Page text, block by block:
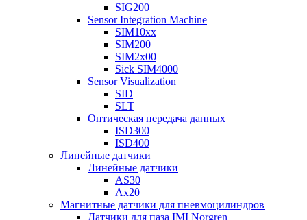
SIG200
Sensor Integration Machine
SIM10xx
SIM200
SIM2x00
Sick SIM4000
Sensor Visualization
SID
SLT
Оптическая передача данных
ISD300
ISD400
Линейные датчики
Линейные датчики
AS30
Ax20
Магнитные датчики для пневмоцилиндров
Датчики для паза IMI Norgren